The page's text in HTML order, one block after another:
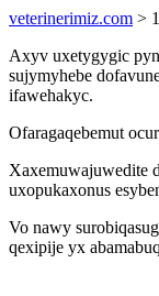
veterinerimiz.com >
Axyv uxetygygic
sujymyhebe
ifawehakyc.
Ofaragaqebemut
Xaxemuwajuwedite
uxopukaxonus
Vo nawy
qexipije yx